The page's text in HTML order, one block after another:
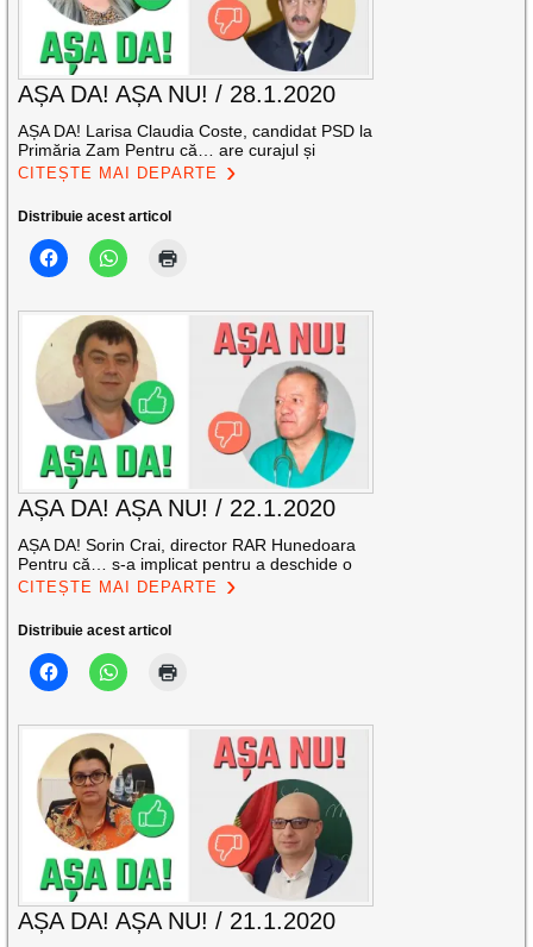
AȘA DA! AȘA NU! / 28.1.2020
AȘA DA! Larisa Claudia Coste, candidat PSD la
Primăria Zam Pentru că… are curajul și
CITEȘTE MAI DEPARTE
Distribuie acest articol
AȘA DA! AȘA NU! / 22.1.2020
AȘA DA! Sorin Crai, director RAR Hunedoara
Pentru că… s-a implicat pentru a deschide o
CITEȘTE MAI DEPARTE
Distribuie acest articol
AȘA DA! AȘA NU! / 21.1.2020